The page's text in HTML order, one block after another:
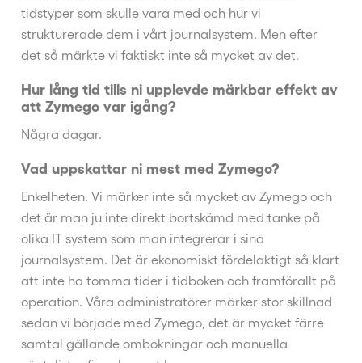
tidstyper som skulle vara med och hur vi
strukturerade dem i vårt journalsystem. Men efter
det så märkte vi faktiskt inte så mycket av det.
Hur lång tid tills ni upplevde märkbar effekt av
att Zymego var igång?
Några dagar.
Vad uppskattar ni mest med Zymego?
Enkelheten. Vi märker inte så mycket av Zymego och
det är man ju inte direkt bortskämd med tanke på
olika IT system som man integrerar i sina
journalsystem. Det är ekonomiskt fördelaktigt så klart
att inte ha tomma tider i tidboken och framförallt på
operation. Våra administratörer märker stor skillnad
sedan vi började med Zymego, det är mycket färre
samtal gällande ombokningar och manuella